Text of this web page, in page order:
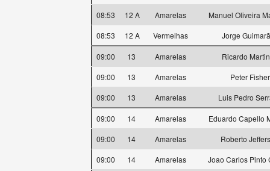
08:53
12 A Amarelas
Manuel Oliveira
08:53
12 A Vermelhas Jorge
09:00 13 Amarelas
Ricardo
09:00
13 Amarelas
Peter Fisher
09:00
13 Amarelas Luis Pedro
09:00 14 Amarelas
Eduardo Capello
09:00
14 Amarelas
Roberto
09:00
14 Amarelas
Joao Carlos Pinto